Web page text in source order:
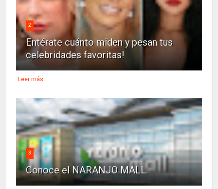
2
Entérate cuánto miden y pesan tus
celebridades favoritas!
Leer más
3
Conoce el NARANJO MALL.